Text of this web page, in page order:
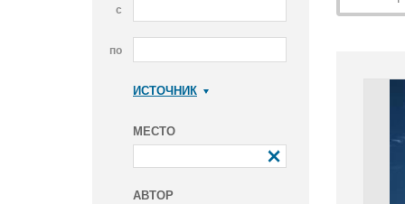
с
по
ИСТОЧНИК
МЕСТО
АВТОР